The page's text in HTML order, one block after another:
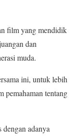
film yang mendidik
dan
muda.
ini, untuk lebih
pemahaman tentang
adanya